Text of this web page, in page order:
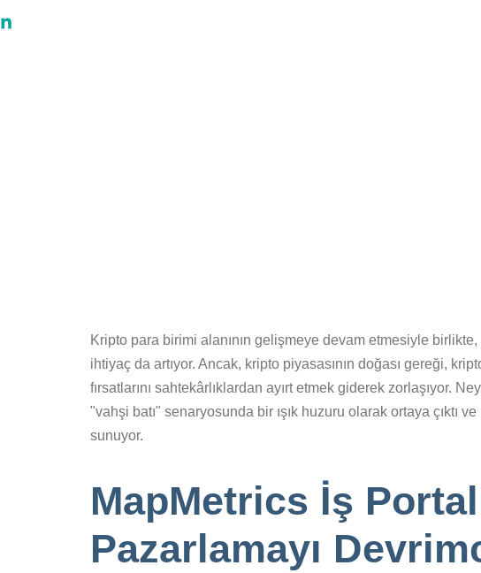
Kripto para birimi alanının gelişmeye devam etmesiyle
ihtiyaç da artıyor. Ancak, kripto piyasasının doğası gereği,
fırsatlarını sahtekârlıklardan ayırt etmek giderek zorlaşıyor.
"vahşi batı" senaryosunda bir ışık huzuru olarak ortaya çıktı
sunuyor.
MapMetrics İş
Pazarlamayı